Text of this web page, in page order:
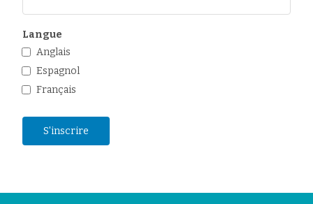
Langue
Anglais
Espagnol
Français